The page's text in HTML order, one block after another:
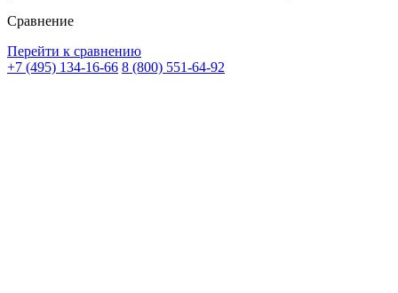
Сравнение
Перейти к сравнению
+7 (495) 134-16-66 8 (800) 551-64-92